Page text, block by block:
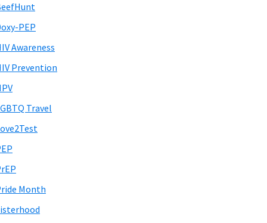
PEP
Awareness
Prevention
Travel
Month